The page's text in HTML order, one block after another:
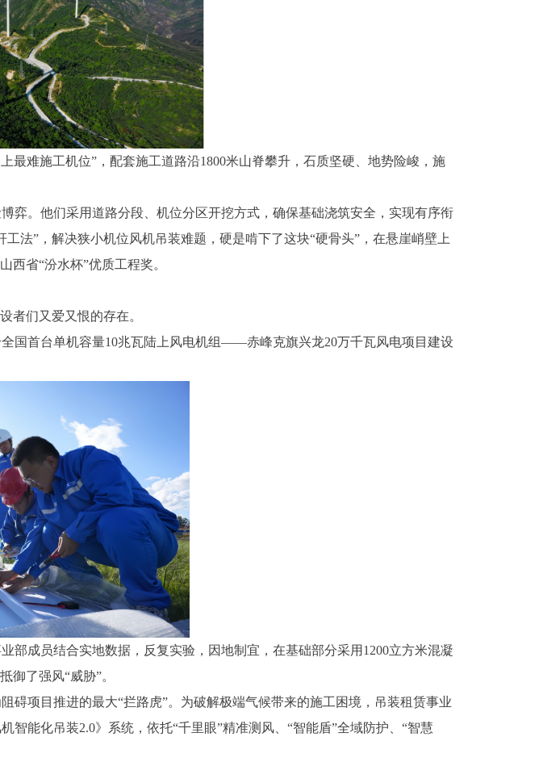
难施工机位”，配套施工道路沿1800米山脊攀升，石质坚硬、地势险峻，施
。他们采用道路分段、机位分区开挖方式，确保基础浇筑安全，实现有序衔
法”，解决狭小机位风机吊装难题，硬是啃下了这块“硬骨头”，在悬崖峭壁上
西省“汾水杯”优质工程奖。
们又爱又恨的存在。
首台单机容量10兆瓦陆上风电机组——赤峰克旗兴龙20万千瓦风电项目建设
成员结合实地数据，反复实验，因地制宜，在基础部分采用1200立方米混凝
御了强风“威胁”。
项目推进的最大“拦路虎”。为破解极端气候带来的施工困境，吊装租赁事业
能化吊装2.0》系统，依托“千里眼”精准测风、“智能盾”全域防护、“智慧